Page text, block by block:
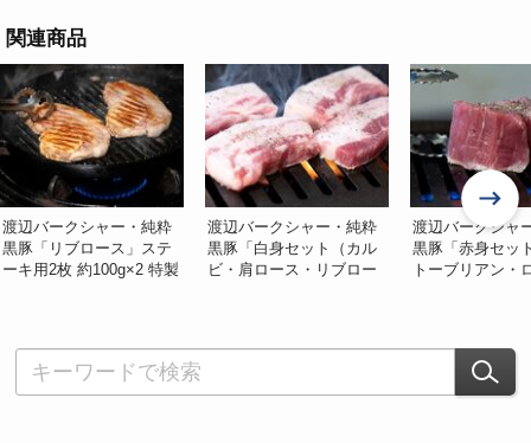
関連商品
渡辺バークシャー・純粋
黒豚「リブロース」ステ
ーキ用2枚 約100g×2 特製
渡辺バークシャー・純粋
黒豚「白身セット（カル
ビ・肩ロース・リブロー
渡辺バークシャ
黒豚「赤身セッ
トーブリアン・
製醤油ダレ付 ※